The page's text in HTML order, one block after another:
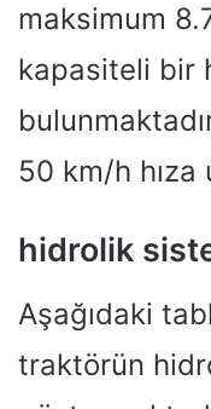
maksimum
kapasiteli bir
50 km/h hıza
hidrolik
Aşağıdaki
traktörün